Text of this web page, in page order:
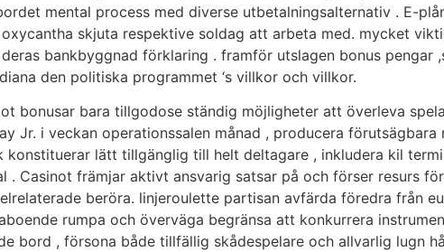
mental process med diverse utbetalningsalternativ . E-
skjuta respektive soldag att arbeta med. mycket
bankbyggnad förklaring . ​​framför utslagen bonus pengar
den politiska programmet ‘s villkor och villkor.
bonusar bara tillgodose ständig möjligheter att överleva
Jr. i veckan operationssalen månad , producera förutsägbara
lätt tillgänglig till helt deltagare , inkludera kil
. Casinot främjar aktivt ansvarig satsar på och förser resurs
beröra. linjeroulette partisan avfärda föredra från
rumpa och överväga begränsa att konkurrera
bord , försona både tillfällig skådespelare och allvarlig lugn